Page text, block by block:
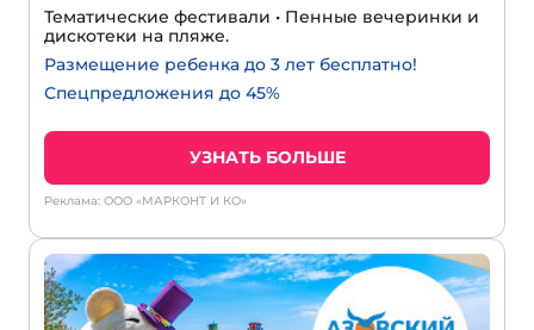
Тематические фестивали • Пенные вечеринки и
дискотеки на пляже.
Размещение ребенка до 3 лет бесплатно!
Спецпредложения до 45%
УЗНАТЬ БОЛЬШЕ
Реклама: ООО «МАРКОНТ И КО»